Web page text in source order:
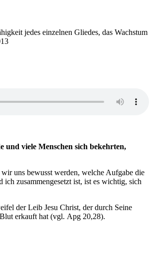
jedes einzelnen Gliedes, das Wachstum
und viele Menschen sich bekehrten,
uns bewusst werden, welche Aufgabe die
zusammengesetzt ist, ist es wichtig, sich
der Leib Jesu Christ, der durch Seine
erkauft hat (vgl. Apg 20,28).